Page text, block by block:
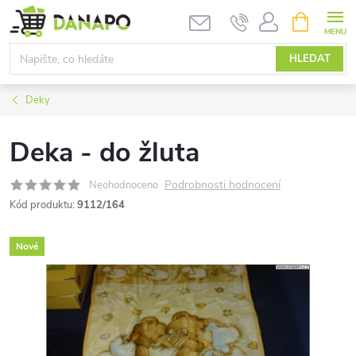
Přejít
na
obsah
HLEDAT
NÁKUPNÍ
KOŠÍK
Deky
Deka - do žluta
Neohodnoceno Podrobnosti hodnocení
Kód produktu: 9112/164
Nové